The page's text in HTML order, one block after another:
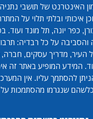
האינטרנט של תושבי
איכותי ובלתי תלוי על
כפר יונה, תל מונד ועוד.
על כל רבדיה: תרבות
העיר, מדריך עסקים,
המידע המופיע באתר זה
להסתמך עליו. אין
שנגרמו מהסתמכות